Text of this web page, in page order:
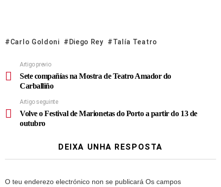
Carlo Goldoni Diego Rey Talía Teatro
Artigo previo
Sete compañías na Mostra de Teatro Amador do
Carballiño
Artigo seguinte
Volve o Festival de Marionetas do Porto a partir do 13 de
outubro
DEIXA UNHA RESPOSTA
O teu enderezo electrónico non se publicará Os campos